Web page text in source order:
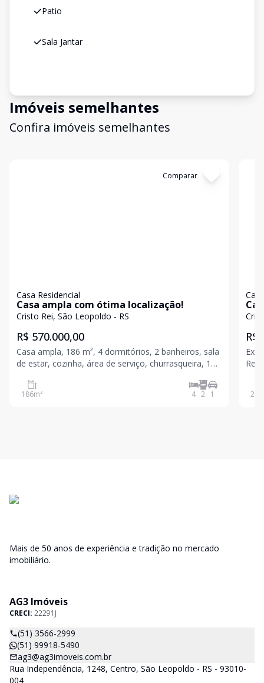
Patio
Sala Jantar
Imóveis semelhantes
Confira imóveis semelhantes
Comparar
Casa Residencial
Casa ampla com ótima localização!
Cristo Rei, São Leopoldo - RS
R$ 570.000,00
Casa ampla, 186 m², 4 dormitórios, 2 banheiros, sala
de estar, cozinha, área de serviço, churrasqueira, 1
e muro. Localizado na parte alta da cidade, próximo
ao centro, escolas e fácil acesso a BR 116
186m² 4 2 1
R$
Rei,
238
Mais de 50 anos de experiência e tradição no mercado
imobiliário.
AG3 Imóveis
CRECI: 22291J
(51) 3566-2999
(51) 99918-5490
ag3@ag3imoveis.com.br
Rua Independência, 1248, Centro, São Leopoldo - RS - 93010-
004